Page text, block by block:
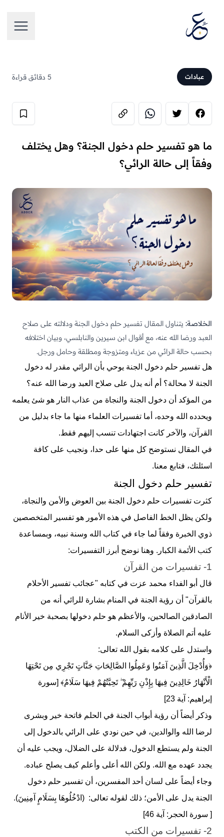
فتح
عبادات 5 دقائق قراءة
ما هو تفسير حلم دخول الجنة؟ وهل يختلف
وفقاً إلى حالة الرائي؟
الخلاصة: يتناول المقال تفسير حلم دخول الجنة ودلالته على صلاح
العبد ورضا الله عنه، مع أقوال ابن سيرين والنابلسي، وبيان اختلافه
بحسب حالة الرائي من عزباء ومتزوجة ومطلقة وحامل ورجل.
هل تفسير حلم دخول الجنة يوحي بأن الرائي مقدر له دخول
الجنة لا محالة؟ أم أنه يدل على صلاح العبد ورضا الله عنه؟
من المؤكد أن دخول الجنة والنجاة من عذاب النار هو شئ يعلمه
ويحدده الله وحده، أما تفسيرات العلماء منها ما جاء بدليل من
القرآن، والآخر كانت اجتهادات تنسب إليهم فقط.
في المقال نستوضح كل منها على حدا، ونجيب على كافة
اسئلتك، فتابع معنا.
تفسير حلم دخول الجنة
كثرت تفسيرات حلم دخول الجنة بين العوض والأمن والنجاة،
ولكن يظل الخط الفاصل في هذه الأمور هو تفسير المتخصصين
ذوي الخبرة وفقاً لما جاء في كتاب الله وسنة نبيه، وبمساعدة
كتب الأئمة الكبار. وهنا نوضح أبرز التفسيرات:
1- تفسيرات من القرآن
قال أبو الفداء محمد عزت في كتابه "عجائب تفسير الأحلام
بالقرآن" أن رؤية الجنة في المنام بشارة للرائي أنه من
الصادقين الصالحين، والأعظم هو حلم دخولها بصحبة خير الأنام
عليه أتم
الصلاة وأزكى السلام.
واستدل على كلامه بقول الله تعالى:
﴿وَأُدْخِلَ الَّذِينَ آمَنُوا وَعَمِلُوا الصَّالِحَاتِ جَنَّاتٍ تَجْرِي مِن تَحْتِهَا
الْأَنْهَارُ خَالِدِينَ فِيهَا بِإِذْنِ رَبِّهِمْ ۖ تَحِيَّتُهُمْ فِيهَا سَلَامٌ﴾ [سورة
إبراهيم: آية 23]
وذكر أيضاً أن رؤية أبواب الجنة في الحلم فاتحة خير وبشرى
لرضا الله والوالدين، في حين نودي على الرائي بالدخول إلى
الجنة ولم يستطع الدخول، فدلالة على الضلال، ويجب عليه أن
يجدد عهده مع الله. ولكن الله أعلى وأعلم كيف يصلح عباده.
وجاء أيضاً على لسان أحد المفسرين، أن تفسير حلم دخول
الجنة يدل على الأﻣﻦ؛ ذلك ﻟﻘﻮﻟﻪ تعالى: (ادْخُلُوهَا بِسَلَامٍ آمِنِينَ).
[ سورة الحجر : آية 46]
2- تفسيرات من الكتب